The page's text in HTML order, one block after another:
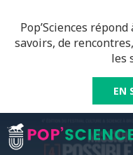
Pop’Sciences
savoirs, de
les
EN